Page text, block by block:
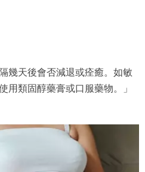
幾天後會否減退或痊癒。如敏
用類固醇藥膏或口服藥物。」